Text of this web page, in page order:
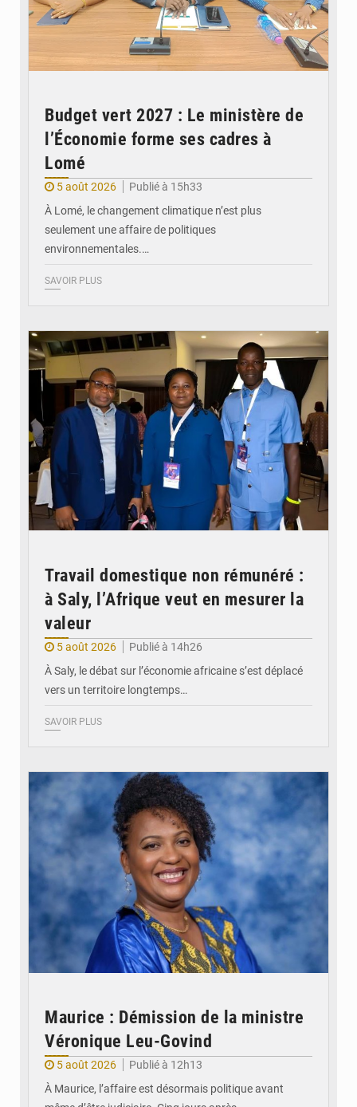
Budget vert 2027 : Le ministère de
l’Économie forme ses cadres à
Lomé
5 août 2026
Publié à 15h33
À Lomé, le changement climatique n’est plus
seulement une affaire de politiques
environnementales.…
SAVOIR PLUS
Travail domestique non rémunéré :
à Saly, l’Afrique veut en mesurer la
valeur
5 août 2026
Publié à 14h26
À Saly, le débat sur l’économie africaine s’est déplacé
vers un territoire longtemps…
SAVOIR PLUS
Maurice : Démission de la ministre
Véronique Leu-Govind
5 août 2026
Publié à 12h13
À Maurice, l’affaire est désormais politique avant